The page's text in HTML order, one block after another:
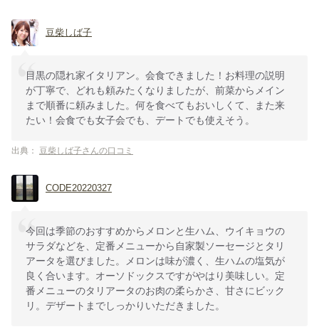
豆柴しば子
目黒の隠れ家イタリアン。会食できました！お料理の説明
が丁寧で、どれも頼みたくなりましたが、前菜からメイン
まで順番に頼みました。何を食べてもおいしくて、また来
たい！会食でも女子会でも、デートでも使えそう。
出典： 豆柴しば子さんの口コミ
CODE20220327
今回は季節のおすすめからメロンと生ハム、ウイキョウの
サラダなどを、定番メニューから自家製ソーセージとタリ
アータを選びました。メロンは味が濃く、生ハムの塩気が
良く合います。オーソドックスですがやはり美味しい。定
番メニューのタリアータのお肉の柔らかさ、甘さにビック
リ。デザートまでしっかりいただきました。